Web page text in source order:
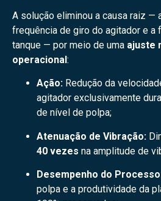
A solução eliminou a causa raiz —
frequência de giro do agitador e a
tanque — por meio de uma ajuste
operacional:
Ação: Redução da
agitador exclusivamente
de nível de polpa;
Atenuação de Vibração:
40 vezes na amplitude de
Desempenho do
polpa e a produtividade da